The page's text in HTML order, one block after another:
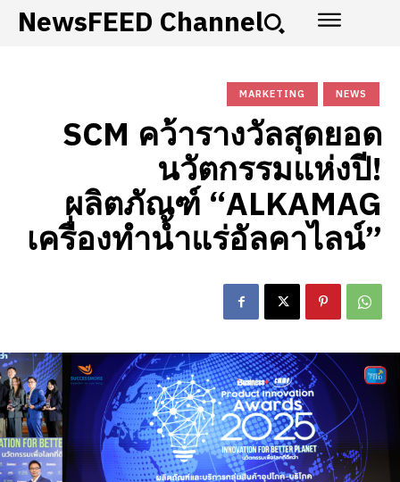
NewsFEED Channel
MARKETING NEWS
SCM คว้ารางวัลสุดยอด
นวัตกรรมแห่งปี!
ผลิตภัณฑ์ “ALKAMAG
เครื่องทำน้ำแร่อัลคาไลน์”